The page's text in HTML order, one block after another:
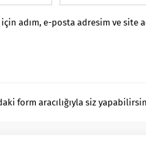
adım, e-posta adresim ve site
form aracılığıyla siz